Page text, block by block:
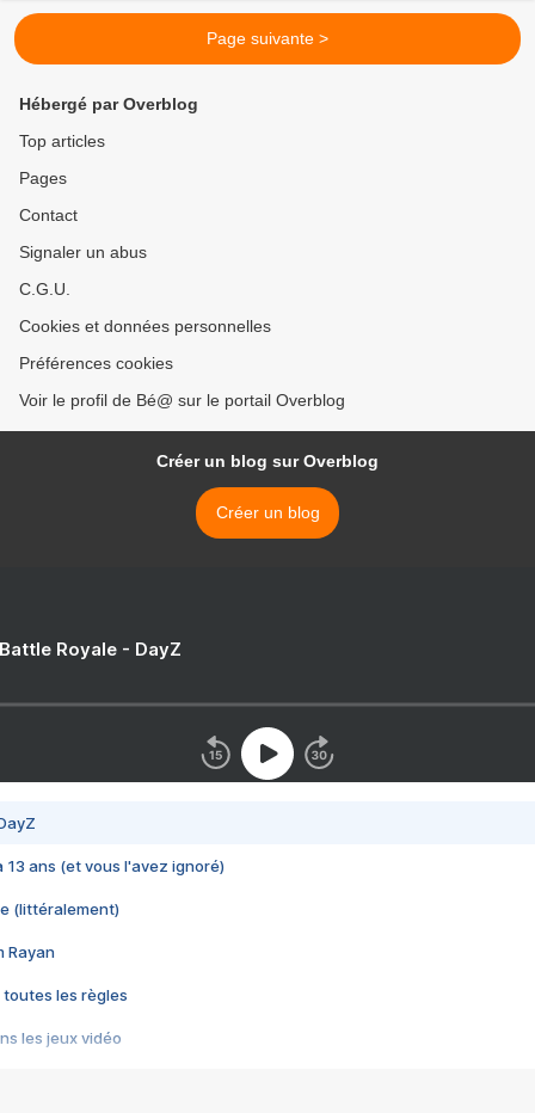
Page suivante >
Hébergé par Overblog
Top articles
Pages
Contact
Signaler un abus
C.G.U.
Cookies et données personnelles
Préférences cookies
Voir le profil de Bé@ sur le portail Overblog
Créer un blog sur Overblog
Créer un blog
Royale - DayZ
13 ans (et vous l'avez ignoré)
(littéralement)
Rayan
toutes les règles
les jeux vidéo